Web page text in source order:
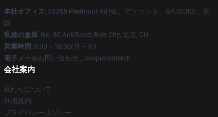
本社オフィス: 53365 Piedmont Rd NE、アトランタ、GA 30305、米
国
私達の倉庫: No. 80 Anli Road, Bole City, 北京, CN
営業時間: 9:00～18:00(月～金)
電子メールお問い合わせ _ onepiecemerch
会社案内
私たちについて
利用規約
プライバシーポリシー